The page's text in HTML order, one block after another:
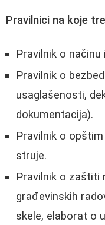
Pravilnici na koje
Pravilnik o
Pravilnik o
usaglašenosti,
dokumentacija).
Pravilnik o
struje.
Pravilnik o zaštiti
građevinskih
skele, elaborat o